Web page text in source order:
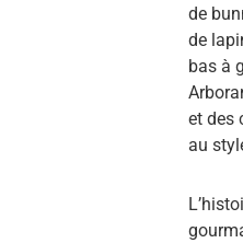
de
de
bas à
et des
au